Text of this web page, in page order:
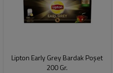
Lipton Early Grey Bardak Poşet
200 Gr.